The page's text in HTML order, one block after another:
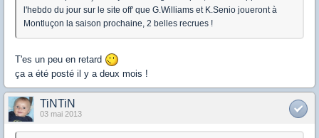
l'hebdo du jour sur le site off' que G.Williams et K.Senio joueront à
Montluçon la saison prochaine, 2 belles recrues !
T'es un peu en retard
ça a été posté il y a deux mois !
TiNTiN
03 mai 2013